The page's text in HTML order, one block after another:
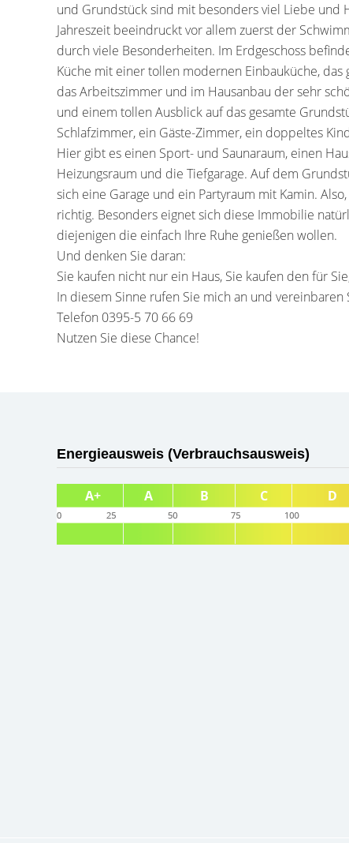
und Grundstück sind mit besonders viel Liebe und
Jahreszeit beeindruckt vor allem zuerst der
durch viele Besonderheiten. Im Erdgeschoss
Küche mit einer tollen modernen Einbauküche,
das Arbeitszimmer und im Hausanbau der sehr
und einem tollen Ausblick auf das gesamte
Schlafzimmer, ein Gäste-Zimmer, ein doppeltes
Hier gibt es einen Sport- und Saunaraum, einen
Heizungsraum und die Tiefgarage. Auf dem
sich eine Garage und ein Partyraum mit Kamin.
richtig. Besonders eignet sich diese Immobilie
diejenigen die einfach Ihre Ruhe genießen wollen.
Und denken Sie daran:
Sie kaufen nicht nur ein Haus, Sie kaufen den für
In diesem Sinne rufen Sie mich an und
Telefon 0395-5 70 66 69
Nutzen Sie diese Chance!
Energieausweis (Verbrauchsausweis)